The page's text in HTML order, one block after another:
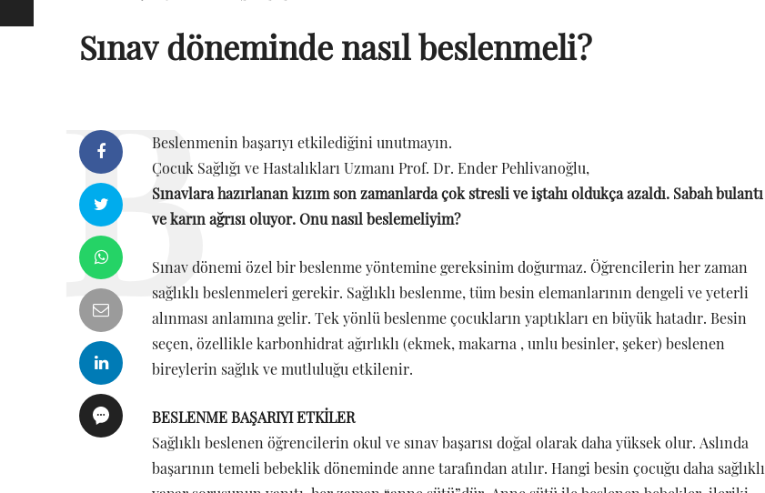
Sınav döneminde nasıl beslenmeli?
Beslenmenin başarıyı etkilediğini unutmayın.
Çocuk Sağlığı ve Hastalıkları Uzmanı Prof. Dr. Ender Pehlivanoğlu,
Sınavlara hazırlanan kızım son zamanlarda çok stresli ve iştahı oldukça azaldı. Sabah bulantı
ve karın ağrısı oluyor. Onu nasıl beslemeliyim?
Sınav dönemi özel bir beslenme yöntemine gereksinim doğurmaz. Öğrencilerin her zaman
sağlıklı beslenmeleri gerekir. Sağlıklı beslenme, tüm besin elemanlarının dengeli ve yeterli
alınması anlamına gelir. Tek yönlü beslenme çocukların yaptıkları en büyük hatadır. Besin
seçen, özellikle karbonhidrat ağırlıklı (ekmek, makarna , unlu besinler, şeker) beslenen
bireylerin sağlık ve mutluluğu etkilenir.
BESLENME BAŞARIYI ETKİLER
Sağlıklı beslenen öğrencilerin okul ve sınav başarısı doğal olarak daha yüksek olur. Aslında
başarının temeli bebeklik döneminde anne tarafından atılır. Hangi besin çocuğu daha sağlıklı